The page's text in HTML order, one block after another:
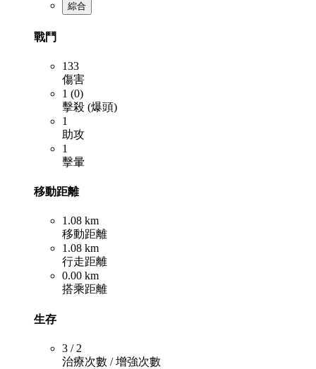
綜合
戰鬥
133
傷害
1 (0)
擊殺 (爆頭)
1
助攻
1
擊暈
移動距離
1.08 km
移動距離
1.08 km
行走距離
0.00 km
搭乘距離
生存
3 / 2
治療次數 / 增強次數